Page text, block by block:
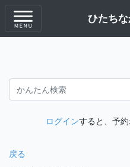
ひたち
ログインすると、予約
戻る